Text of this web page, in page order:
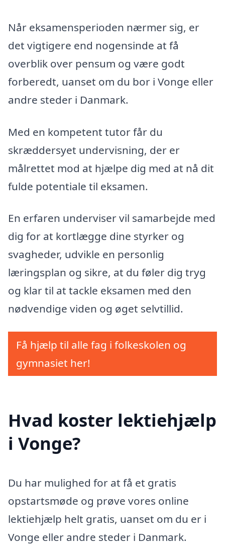
Når eksamensperioden nærmer sig, er
det vigtigere end nogensinde at få
overblik over pensum og være godt
forberedt, uanset om du bor i Vonge eller
andre steder i Danmark.
Med en kompetent tutor får du
skræddersyet undervisning, der er
målrettet mod at hjælpe dig med at nå dit
fulde potentiale til eksamen.
En erfaren underviser vil samarbejde med
dig for at kortlægge dine styrker og
svagheder, udvikle en personlig
læringsplan og sikre, at du føler dig tryg
og klar til at tackle eksamen med den
nødvendige viden og øget selvtillid.
Få hjælp til alle fag i folkeskolen og
gymnasiet her!
Hvad koster lektiehjælp
i Vonge?
Du har mulighed for at få et gratis
opstartsmøde og prøve vores online
lektiehjælp helt gratis, uanset om du er i
Vonge eller andre steder i Danmark.